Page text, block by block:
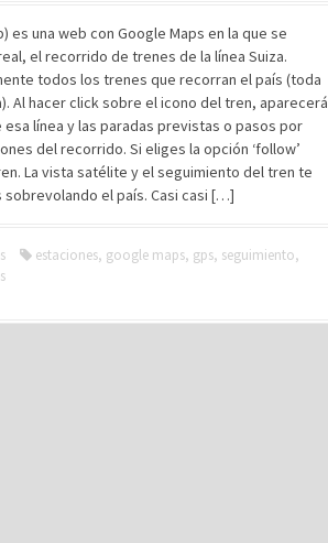
es una web con Google Maps en la que se
el recorrido de trenes de la línea Suiza.
todos los trenes que recorran el país (toda
Al hacer click sobre el icono del tren, aparecerá
línea y las paradas previstas o pasos por
del recorrido. Si eliges la opción ‘follow’
La vista satélite y el seguimiento del tren te
sobrevolando el país. Casi casi […]
estaciones, google maps, gps, seguimiento,